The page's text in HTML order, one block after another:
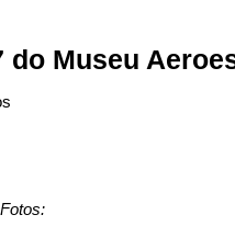
do Museu